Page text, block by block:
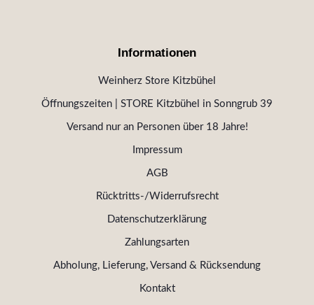
Informationen
Weinherz Store Kitzbühel
Öffnungszeiten | STORE Kitzbühel in Sonngrub 39
Versand nur an Personen über 18 Jahre!
Impressum
AGB
Rücktritts-/Widerrufsrecht
Datenschutzerklärung
Zahlungsarten
Abholung, Lieferung, Versand & Rücksendung
Kontakt